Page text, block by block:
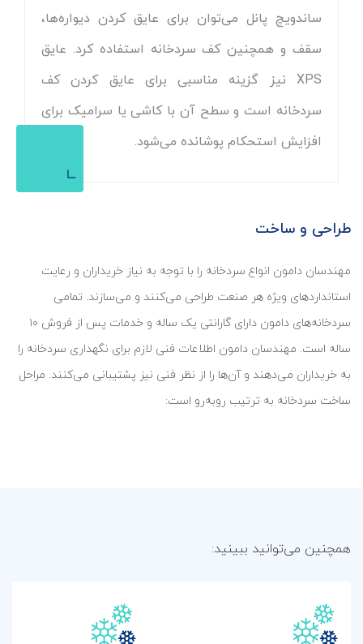
ساندویچ پانل می‌توان برای عایق کردن دیواره‌ها،
سقف و همچنین کف سردخانه استفاده کرد. عایق
XPS نیز گزینه مناسبی برای عایق کردن کف
سردخانه است و سطح آن با کاشی یا سرامیک برای
افزایش استحکام پوشانده می‌شود.
طراحی و ساخت
مهندسان دامون انواع سردخانه را با توجه به نیاز خریداران و رعایت
استانداردهای ویژه هر صنعت طراحی می‌کنند و می‌سازند. تمامی
سردخانه‌های دامون دارای گارانتی یک ساله و خدمات پس از فروش ۱۰
ساله است. مهندسان دامون اطلاعات فنی لازم برای نگهداری سردخانه را
به خریداران می‌دهند و آن‌ها را از نظر فنی نیز پشتیبانی می‌کنند. مراحل
ساخت سردخانه به ترتیب روبه‌رو است:
همچنین می‌توانید ببینید: